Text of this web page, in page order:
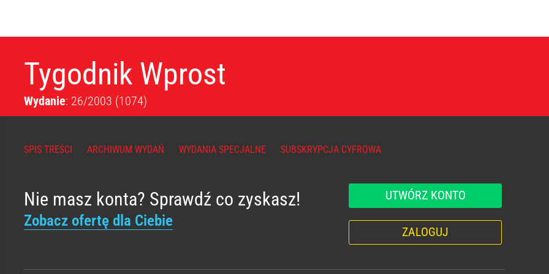
Tygodnik Wprost
Wydanie: 26/2003 (1074)
SPIS TREŚCI ARCHIWUM WYDAŃ WYDANIA SPECJALNE SUBSKRYPCJA CYFROWA
Nie masz konta? Sprawdź co zyskasz!
Zobacz ofertę dla Ciebie
UTWÓRZ KONTO
ZALOGUJ